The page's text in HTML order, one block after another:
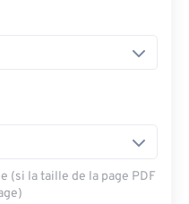
(si la taille de la page PDF